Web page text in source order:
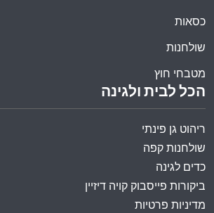
הכל לבית ולגינה
ריהוט גן פינתי
שולחנות קפה
כדים לגינה
ביקורות פייסבוק קויה דיזיין
מדיניות פרטיות
כסאות
שולחנות
מטבחי חוץ